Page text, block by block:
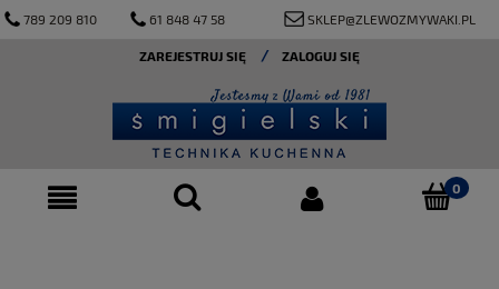
789 209 810 61 848 47 58 SKLEP@ZLEWOZMYWAKI.PL
ZAREJESTRUJ SIĘ ZALOGUJ SIĘ